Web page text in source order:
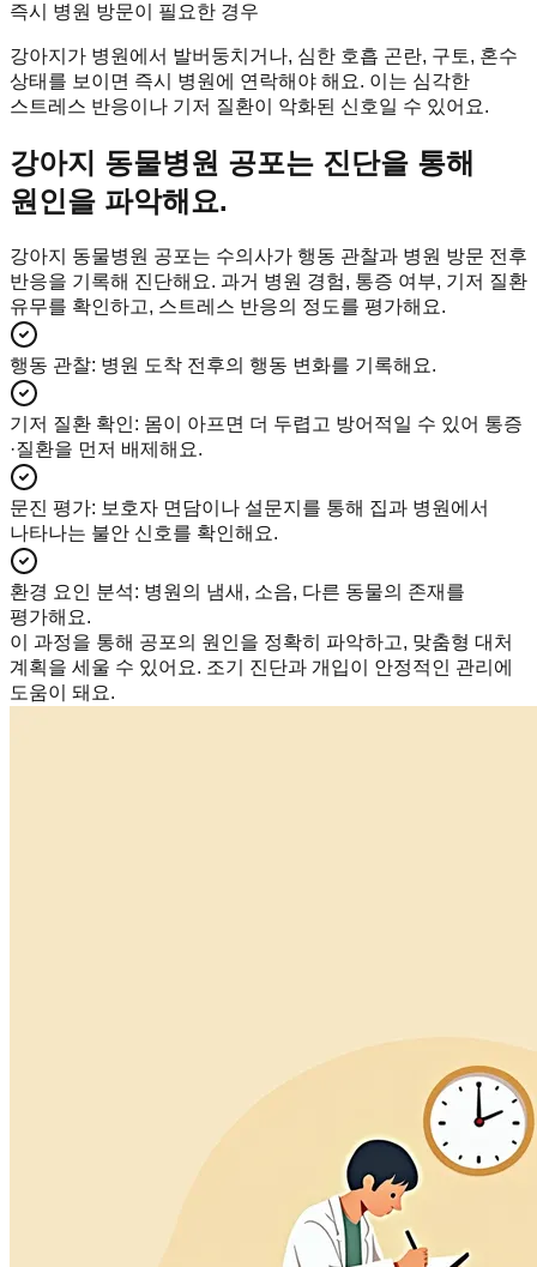
즉시 병원 방문이 필요한 경우
강아지가 병원에서 발버둥치거나, 심한 호흡 곤란, 구토, 혼수
상태를 보이면 즉시 병원에 연락해야 해요. 이는 심각한
스트레스 반응이나 기저 질환이 악화된 신호일 수 있어요.
강아지 동물병원 공포는 진단을 통해
원인을 파악해요.
강아지 동물병원 공포는 수의사가 행동 관찰과 병원 방문 전후
반응을 기록해 진단해요. 과거 병원 경험, 통증 여부, 기저 질환
유무를 확인하고, 스트레스 반응의 정도를 평가해요.
행동 관찰: 병원 도착 전후의 행동 변화를 기록해요.
기저 질환 확인: 몸이 아프면 더 두렵고 방어적일 수 있어 통증
·질환을 먼저 배제해요.
문진 평가: 보호자 면담이나 설문지를 통해 집과 병원에서
나타나는 불안 신호를 확인해요.
환경 요인 분석: 병원의 냄새, 소음, 다른 동물의 존재를
평가해요.
이 과정을 통해 공포의 원인을 정확히 파악하고, 맞춤형 대처
계획을 세울 수 있어요. 조기 진단과 개입이 안정적인 관리에
도움이 돼요.